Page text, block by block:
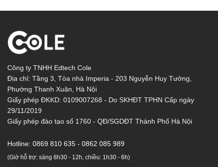
Công ty TNHH Edtech Cole
Địa chỉ: Tầng 3, Tòa nhà Imperia - 203 Nguyễn Huy Tưởng,
Phường Thanh Xuân, Hà Nội
Giấy phép ĐKKD: 0109007268 - Do SKHĐT TPHN Cấp ngày
29/11/2019
Giấy phép đào tạo số 1760 - QĐ/SGDĐT Thành Phố Hà Nội
Hotline: 0869 810 635 - 0862 085 989
(Giờ hỗ trợ: sáng 8h30 - 12h, chiều: 1h30 - 6h)